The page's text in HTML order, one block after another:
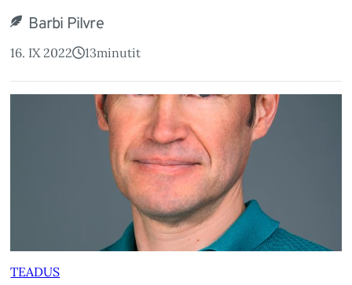
Barbi Pilvre
16. IX 2022 13minutit
TEADUS